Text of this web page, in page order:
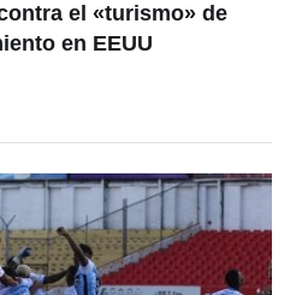
el «turismo» de
en EEUU